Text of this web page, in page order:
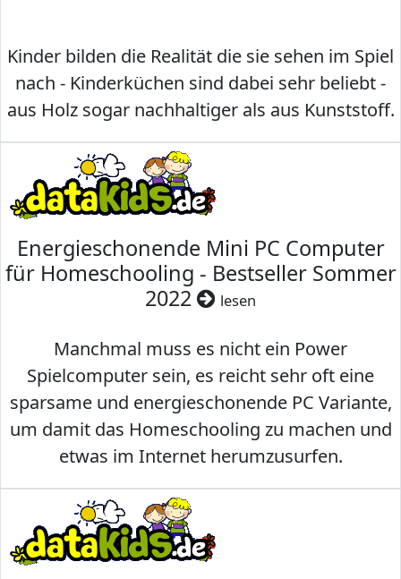
Kinder bilden die Realität die sie sehen im Spiel
nach - Kinderküchen sind dabei sehr beliebt -
aus Holz sogar nachhaltiger als aus Kunststoff.
Energieschonende Mini PC Computer
für Homeschooling - Bestseller Sommer
2022
lesen
Manchmal muss es nicht ein Power
Spielcomputer sein, es reicht sehr oft eine
sparsame und energieschonende PC Variante,
um damit das Homeschooling zu machen und
etwas im Internet herumzusurfen.